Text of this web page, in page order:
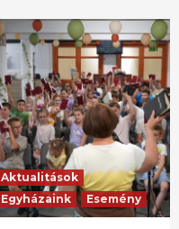
Aktualitások
Egyházaink
Esemény